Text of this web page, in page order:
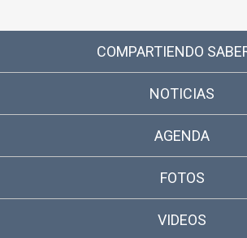
COMPARTIENDO
NOTICIAS
AGENDA
FOTOS
VIDEOS